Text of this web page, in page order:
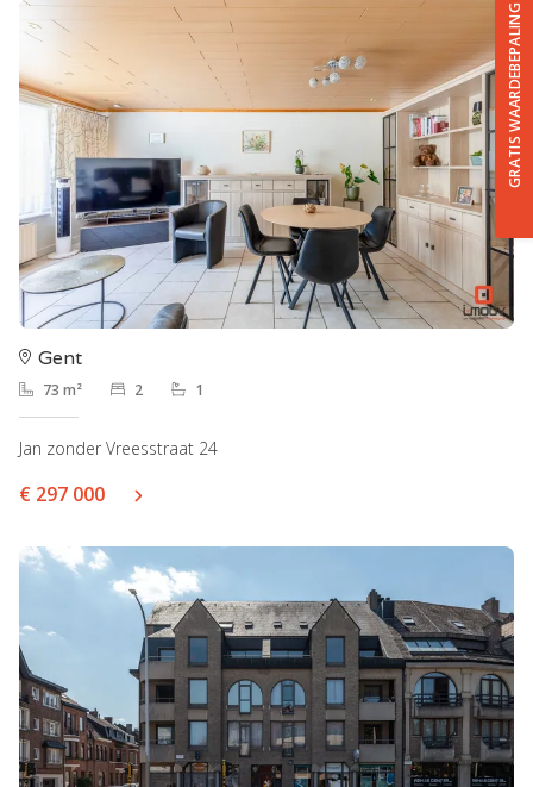
GRATIS WAARDEBEPALING
Gent
73 m² 2 1
Jan zonder Vreesstraat 24
€ 297 000